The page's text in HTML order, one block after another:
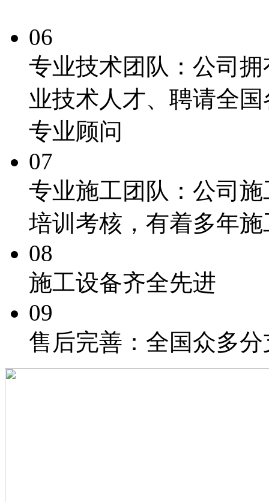
06
专业技术团队： 公司
业技术人才、聘请全
专业顾问
07
专业施工团队： 公司
培训考核，有着多年
08
施工设备齐全先进
09
售后完善： 全国众多